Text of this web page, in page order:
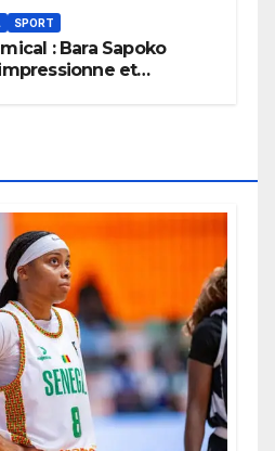
SPORT
: Bara Sapoko
et